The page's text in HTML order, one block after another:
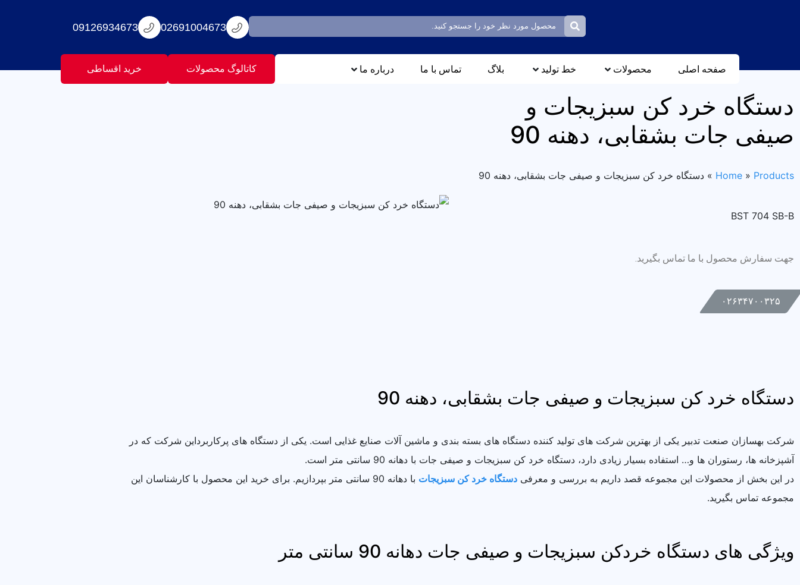
02691004673
09126934673
صفحه اصلی محصولات خط تولید بلاگ تماس با ما درباره ما کاتالوگ محصولات خرید اقساطی
دستگاه خرد کن سبزیجات و
صیفی جات بشقابی، دهنه 90
Home » Products
» دستگاه خرد کن سبزیجات و صیفی جات بشقابی، دهنه 90
BST 704 SB-B
جهت سفارش محصول با ما تماس بگیرید.
۰۲۶۳۴۷۰۰۳۲۵
دستگاه خرد کن سبزیجات و صیفی جات بشقابی، دهنه 90
شرکت بهسازان صنعت تدبیر یکی از بهترین شرکت های تولید کننده دستگاه های بسته بندی و ماشین آلات صنایع غذایی است. یکی از دستگاه های پرکاربرداین شرکت که در
آشپزخانه ها، رستوران ها و… استفاده بسیار زیادی دارد،‌ دستگاه خرد کن سبزیجات و صیفی جات با دهانه 90 سانتی متر است.
در این بخش از محصولات این مجموعه قصد داریم به بررسی و معرفی دستگاه خرد کن سبزیجات
با دهانه 90 سانتی متر بپردازیم. برای خرید این محصول با کارشناسان این
مجموعه تماس بگیرید.
ویژگی های دستگاه خردکن سبزیجات و صیفی جات دهانه 90 سانتی متر